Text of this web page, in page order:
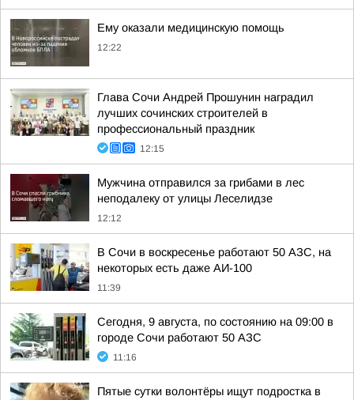
Ему оказали медицинскую помощь
12:22
Глава Сочи Андрей Прошунин наградил
лучших сочинских строителей в
профессиональный праздник
12:15
Мужчина отправился за грибами в лес
неподалеку от улицы Леселидзе
12:12
В Сочи в воскресенье работают 50 АЗС, на
некоторых есть даже АИ-100
11:39
Сегодня, 9 августа, по состоянию на 09:00 в
городе Сочи работают 50 АЗС
11:16
Пятые сутки волонтёры ищут подростка в